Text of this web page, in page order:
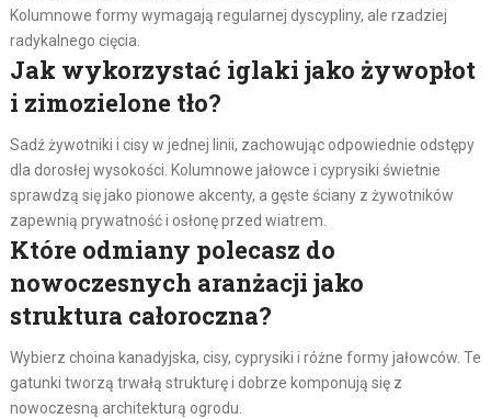
Kolumnowe formy wymagają regularnej dyscypliny, ale rzadziej
radykalnego cięcia.
Jak wykorzystać iglaki jako żywopłot
i zimozielone tło?
Sadź żywotniki i cisy w jednej linii, zachowując odpowiednie odstępy
dla dorosłej wysokości. Kolumnowe jałowce i cyprysiki świetnie
sprawdzą się jako pionowe akcenty, a gęste ściany z żywotników
zapewnią prywatność i osłonę przed wiatrem.
Które odmiany polecasz do
nowoczesnych aranżacji jako
struktura całoroczna?
Wybierz choina kanadyjska, cisy, cyprysiki i różne formy jałowców. Te
gatunki tworzą trwałą strukturę i dobrze komponują się z
nowoczesną architekturą ogrodu.